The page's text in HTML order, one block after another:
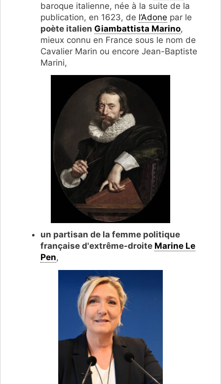
baroque italienne, née à la suite de la
publication, en 1623, de l’Adone par le
poète italien Giambattista Marino,
mieux connu en France sous le nom de
Cavalier Marin ou encore Jean-Baptiste
Marini,
un partisan de la femme politique
française d'extrême-droite Marine Le
Pen,